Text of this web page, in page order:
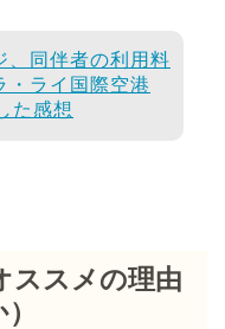
、同伴者の利用料
・ライ国際空港
た感想
ススメの理由